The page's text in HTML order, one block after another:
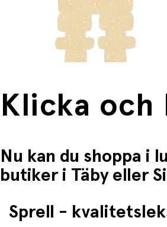
Klicka och
Nu kan du shoppa i
butiker i Täby eller
Sprell -